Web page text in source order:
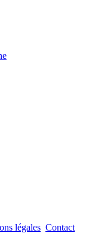
légales Contact